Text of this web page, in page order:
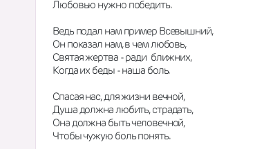
Любовью нужно победить.
Ведь подал нам пример Всевышний,
Он показал нам, в чем любовь,
Святая жертва - ради  ближних,
Когда их беды - наша боль.
Спасая нас, для жизни вечной,
Душа должна любить, страдать,
Она должна быть человечной,
Чтобы чужую боль понять.